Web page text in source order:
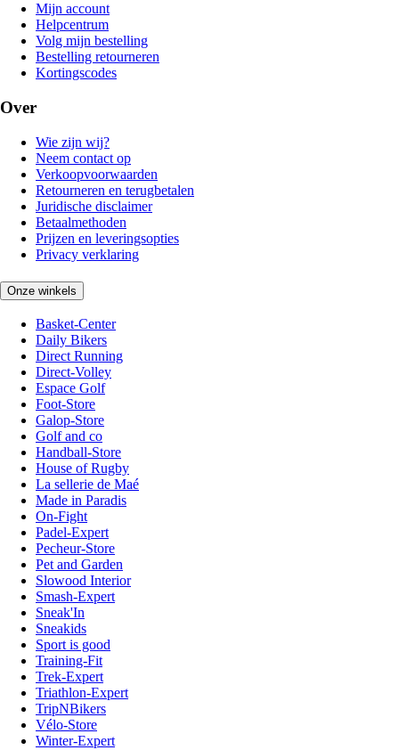
Mijn account
Helpcentrum
Volg mijn bestelling
Bestelling retourneren
Kortingscodes
Over
Wie zijn wij?
Neem contact op
Verkoopvoorwaarden
Retourneren en terugbetalen
Juridische disclaimer
Betaalmethoden
Prijzen en leveringsopties
Privacy verklaring
Onze winkels
Basket-Center
Daily Bikers
Direct Running
Direct-Volley
Espace Golf
Foot-Store
Galop-Store
Golf and co
Handball-Store
House of Rugby
La sellerie de Maé
Made in Paradis
On-Fight
Padel-Expert
Pecheur-Store
Pet and Garden
Slowood Interior
Smash-Expert
Sneak'In
Sneakids
Sport is good
Training-Fit
Trek-Expert
Triathlon-Expert
TripNBikers
Vélo-Store
Winter-Expert